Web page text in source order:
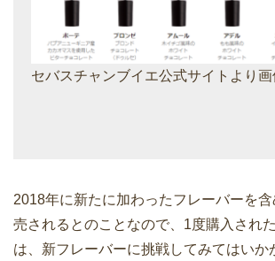
セバスチャンブイエ公式サイトより画
2018年に新たに加わったフレーバーを
売されるとのことなので、1度購入され
は、新フレーバーに挑戦してみてはいか